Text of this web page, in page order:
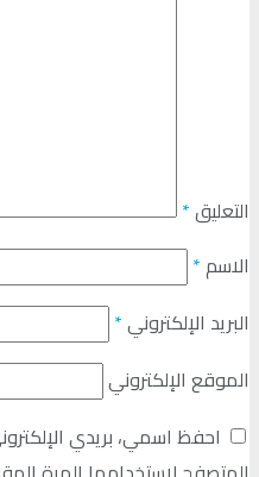
التعليق*
الاسم*
البريد الإلكتروني*
الموقع الإلكتروني
احفظ اسمي، بريدي